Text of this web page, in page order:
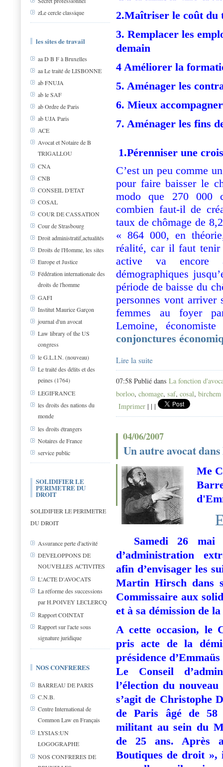
zLe cercle classique
les sites de travail
aa D B F à Bruxelles
aa Le traité de LISBONNE
ab FNUJA
ab le SAF
ab Ordre de Paris
ab UJA Paris
ACE
Avocat et Notaire de B
TRIGALLOU
CNA
CNB
CONSEIL D'ETAT
COSAL
COUR DE CASSATION
Cour de Strasbourg
Droit administratif,actualités
Droits de l'Homme, les sites
Europe et Justice
Fédération internationale des
droits de l'homme
GAFI
Institut Maurice Garçon
journal d'un avocat
Law library of the US
congress
le G.L.I.N. (nouveau)
Le traité des délits et des
peines (1764)
LEGIFRANCE
les droits des nations du
monde
les droits étrangers
Notaires de France
service public
SOLIDIFIER LE
PERIMETRE DU
DROIT
SOLIDIFIER LE PERIMETRE
DU DROIT
Assurance perte d'activité
DEVELOPPONS DE
NOUVELLES ACTIVITES
L'ACTE D'AVOCATS
La réforme des successions
par H.POIVEY LECLERCQ
Rapport COINTAT
Rapport sur l'acte sous
signature juridique
NOS CONFRERES
BARREAU DE PARIS
C.N.B.
Centre International de
Common Law en Français
LYSIAS:UN
LOGOGRAPHE
NOS CONFRERES DE
2.Maîtriser le coût du
3. Remplacer les
demain
4 Améliorer la
5. Aménager les
6. Mieux
7. Aménager les fins
1.Pérenniser une
C’est un peu comme
pour faire baisser le
modo que 270 000
combien faut-il de
taux de chômage de
« 864 000, en
réalité, car il faut
active va encore
démographiques
période de baisse du
personnes vont arriver
femmes au foyer
Lemoine,
conjonctures
Lire la suite
07:58 Publié dans La fonction
borloo, chomage, saf, cosal, birchem
Imprimer | | |
04/06/2007
Un autre avocat
Me
Samedi 26 mai
d’administration
afin d’envisager les
Martin Hirsch dans
Commissaire aux
et à sa démission de
A cette occasion, le
pris acte de la
présidence
Le Conseil
l’élection du
s’agit de Christophe
de Paris âgé de 58
militant au sein du
de 25 ans. Après
Boutiques de droit »,